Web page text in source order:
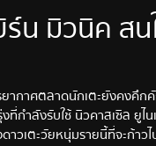
ร์น มิวนิค ส
ากาศตลาดนักเตะยังคงคึ
ที่กำลังรับใช้ นิวคาสเซิล ยู
วเตะวัยหนุ่มรายนี้ที่จะก้าว